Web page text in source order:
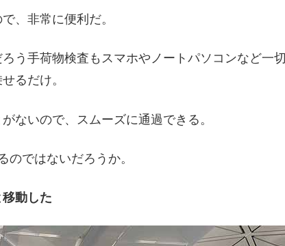
、非常に便利だ。
う手荷物検査もスマホやノートパソコンなど一切
るだけ。
ないので、スムーズに通過できる。
ではないだろうか。
動した